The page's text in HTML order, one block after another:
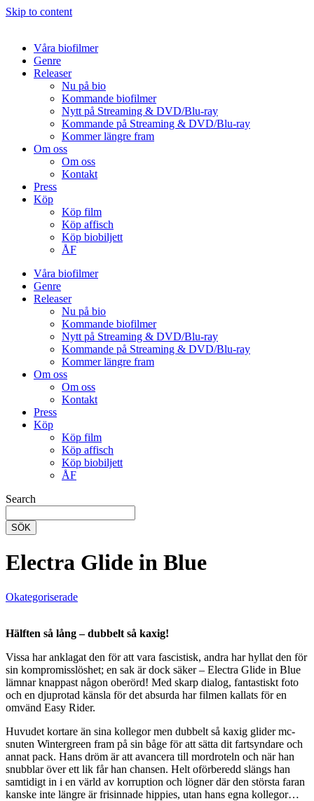
Skip to content
Våra biofilmer
Genre
Releaser
Nu på bio
Kommande biofilmer
Nytt på Streaming & DVD/Blu-ray
Kommande på Streaming & DVD/Blu-ray
Kommer längre fram
Om oss
Om oss
Kontakt
Press
Köp
Köp film
Köp affisch
Köp biobiljett
ÅF
Våra biofilmer
Genre
Releaser
Nu på bio
Kommande biofilmer
Nytt på Streaming & DVD/Blu-ray
Kommande på Streaming & DVD/Blu-ray
Kommer längre fram
Om oss
Om oss
Kontakt
Press
Köp
Köp film
Köp affisch
Köp biobiljett
ÅF
Search
SÖK
Electra Glide in Blue
Okategoriserade
Hälften så lång – dubbelt så kaxig!
Vissa har anklagat den för att vara fascistisk, andra har hyllat den för
sin kompromisslöshet; en sak är dock säker – Electra Glide in Blue
lämnar knappast någon oberörd! Med skarp dialog, fantastiskt foto
och en djuprotad känsla för det absurda har filmen kallats för en
omvänd Easy Rider.
Huvudet kortare än sina kollegor men dubbelt så kaxig glider mc-
snuten Wintergreen fram på sin båge för att sätta dit fartsyndare och
annat pack. Hans dröm är att avancera till mordroteln och när han
snubblar över ett lik får han chansen. Helt oförberedd slängs han
samtidigt in i en värld av korruption och lögner där den största faran
kanske inte längre är frisinnade hippies, utan hans egna kollegor…